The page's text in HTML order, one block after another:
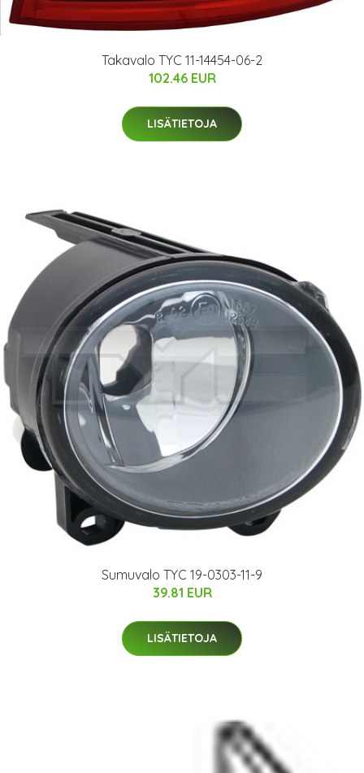
Takavalo TYC 11-14454-06-2
102.46 EUR
LISÄTIETOJA
Sumuvalo TYC 19-0303-11-9
39.81 EUR
LISÄTIETOJA